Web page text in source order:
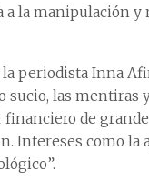
a la manipulación
periodista Inna
sucio, las
financiero de
Intereses como